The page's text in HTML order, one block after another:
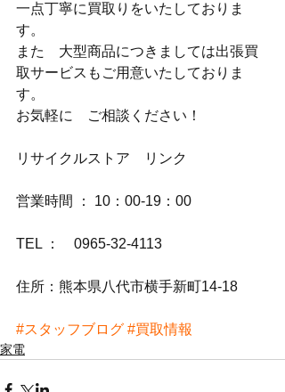
一点丁寧に買取りをいたしておりま
す。
また　大型商品につきましては出張買
取サービスもご用意いたしておりま
す。
お気軽に　ご相談ください！
リサイクルストア　リンク
営業時間 ： 10：00-19：00
TEL ：　0965-32-4113
住所：熊本県八代市横手新町14-18
#スタッフブログ #買取情報
家電